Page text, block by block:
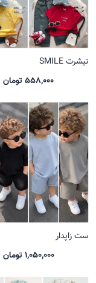
تیشرت SMILE
558,000 تومان
ست زاپدار
1,050,000 تومان